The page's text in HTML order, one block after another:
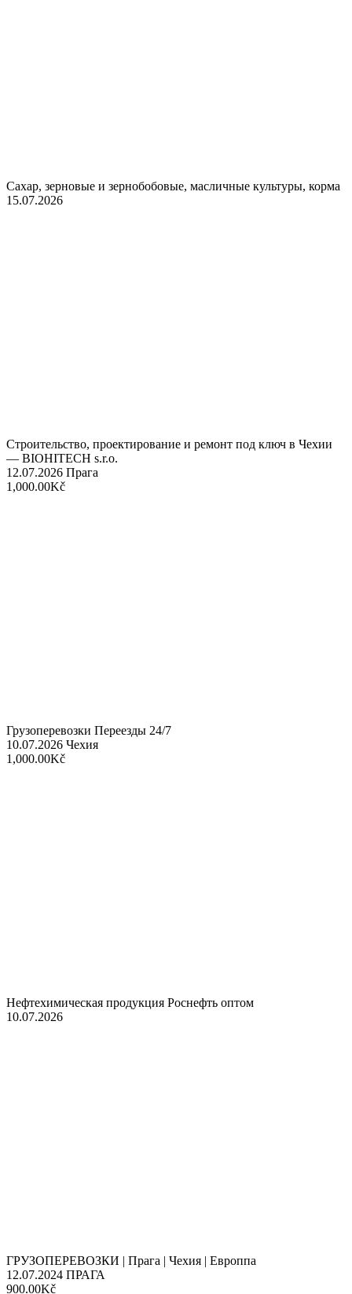
Сахар, зерновые и зернобобовые, масличные культуры, корма
15.07.2026
Строительство, проектирование и ремонт под ключ в Чехии
— BIOHITECH s.r.o.
12.07.2026 Прага
1,000.00Kč
Грузоперевозки Переезды 24/7
10.07.2026 Чехия
1,000.00Kč
Нефтехимическая продукция Роснефть оптом
10.07.2026
ГРУЗОПЕРЕВОЗКИ | Прага | Чехия | Европпа
12.07.2024 ПРАГА
900.00Kč